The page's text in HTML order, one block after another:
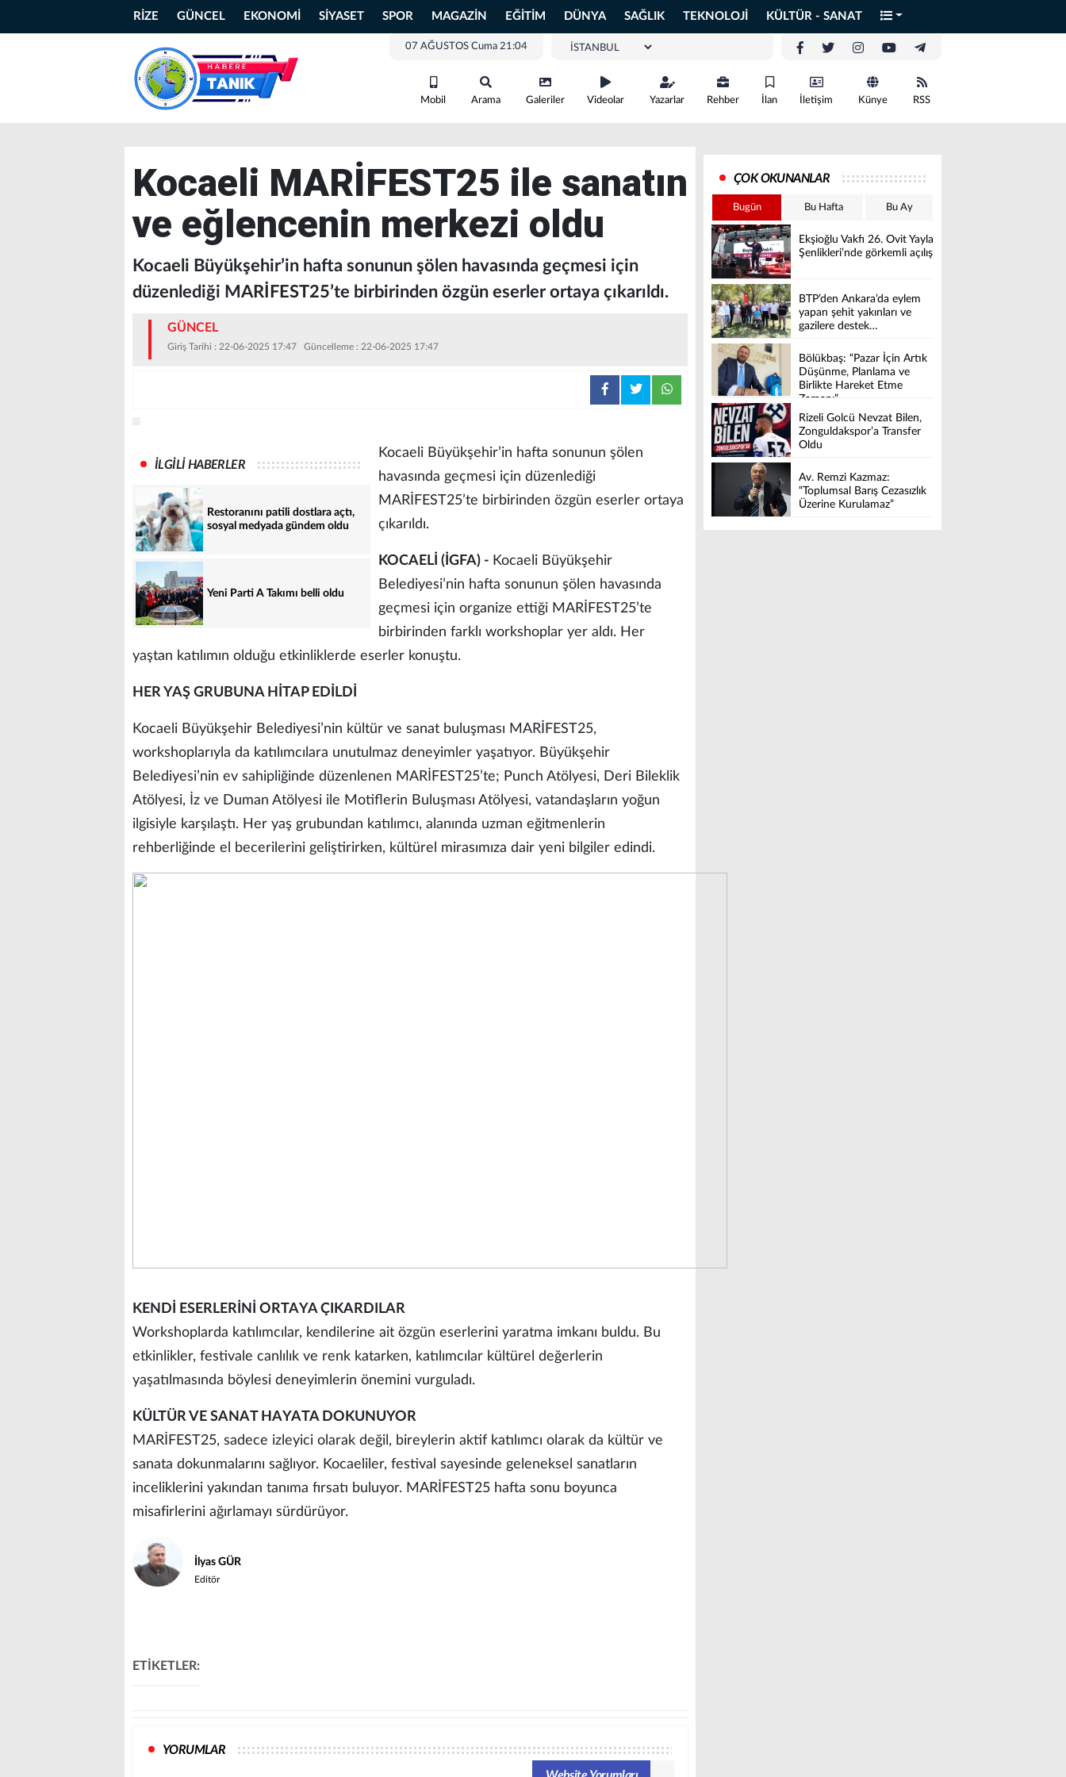
RİZE GÜNCEL EKONOMİ SİYASET SPOR MAGAZİN EĞİTİM DÜNYA SAĞLIK TEKNOLOJİ KÜLTÜR - SANAT
07 AĞUSTOS Cuma 21:04
Mobil Arama Galeriler Videolar Yazarlar Rehber İlan İletişim Künye RSS
Kocaeli MARİFEST25 ile sanatın
ve eğlencenin merkezi oldu
Kocaeli Büyükşehir’in hafta sonunun şölen havasında geçmesi için
düzenlediği MARİFEST25’te birbirinden özgün eserler ortaya çıkarıldı.
GÜNCEL
Giriş Tarihi : 22-06-2025 17:47 Güncelleme : 22-06-2025 17:47
İLGİLİ HABERLER
Restoranını patili dostlara açtı,
sosyal medyada gündem oldu
Yeni Parti A Takımı belli oldu
Kocaeli Büyükşehir’in hafta sonunun şölen
havasında geçmesi için düzenlediği
MARİFEST25’te birbirinden özgün eserler ortaya
çıkarıldı.
KOCAELİ (İGFA) - Kocaeli Büyükşehir
Belediyesi’nin hafta sonunun şölen havasında
geçmesi için organize ettiği MARİFEST25’te
birbirinden farklı workshoplar yer aldı. Her
yaştan katılımın olduğu etkinliklerde eserler konuştu.
HER YAŞ GRUBUNA HİTAP EDİLDİ
Kocaeli Büyükşehir Belediyesi’nin kültür ve sanat buluşması MARİFEST25,
workshoplarıyla da katılımcılara unutulmaz deneyimler yaşatıyor. Büyükşehir
Belediyesi’nin ev sahipliğinde düzenlenen MARİFEST25’te; Punch Atölyesi, Deri Bileklik
Atölyesi, İz ve Duman Atölyesi ile Motiflerin Buluşması Atölyesi, vatandaşların yoğun
ilgisiyle karşılaştı. Her yaş grubundan katılımcı, alanında uzman eğitmenlerin
rehberliğinde el becerilerini geliştirirken, kültürel mirasımıza dair yeni bilgiler edindi.
KENDİ ESERLERİNİ ORTAYA ÇIKARDILAR
Workshoplarda katılımcılar, kendilerine ait özgün eserlerini yaratma imkanı buldu. Bu
etkinlikler, festivale canlılık ve renk katarken, katılımcılar kültürel değerlerin
yaşatılmasında böylesi deneyimlerin önemini vurguladı.
KÜLTÜR VE SANAT HAYATA DOKUNUYOR
MARİFEST25, sadece izleyici olarak değil, bireylerin aktif katılımcı olarak da kültür ve
sanata dokunmalarını sağlıyor. Kocaeliler, festival sayesinde geleneksel sanatların
inceliklerini yakından tanıma fırsatı buluyor. MARİFEST25 hafta sonu boyunca
misafirlerini ağırlamayı sürdürüyor.
İlyas GÜR
Editör
ETİKETLER:
YORUMLAR
ÇOK OKUNANLAR
Bugün Bu Hafta Bu Ay
Ekşioğlu Vakfı 26. Ovit Yayla
Şenlikleri’nde görkemli açılış
BTP’den Ankara’da eylem
yapan şehit yakınları ve
gazilere destek…
Bölükbaş: “Pazar İçin Artık
Düşünme, Planlama ve
Birlikte Hareket Etme
Zamanı”
Rizeli Golcü Nevzat Bilen,
Zonguldakspor’a Transfer
Oldu
Av. Remzi Kazmaz:
“Toplumsal Barış Cezasızlık
Üzerine Kurulamaz”